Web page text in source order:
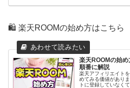
🛍️ 楽天ROOMの始め方はこちら
楽天ROOMの始
順番に解説
楽天アフィリエイト
めてみる価値があり
トに登録していなく